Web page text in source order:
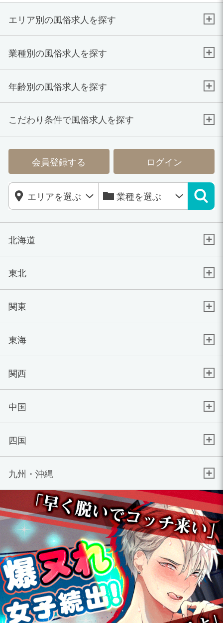
エリア別の風俗求人を探す
業種別の風俗求人を探す
年齢別の風俗求人を探す
こだわり条件で風俗求人を探す
会員登録する ログイン
北海道
東北
関東
東海
関西
中国
四国
九州・沖縄